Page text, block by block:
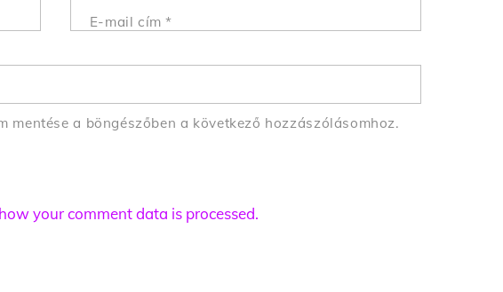
E-mail cím*
mentése a böngészőben a következő hozzászólásomhoz.
your comment data is processed.